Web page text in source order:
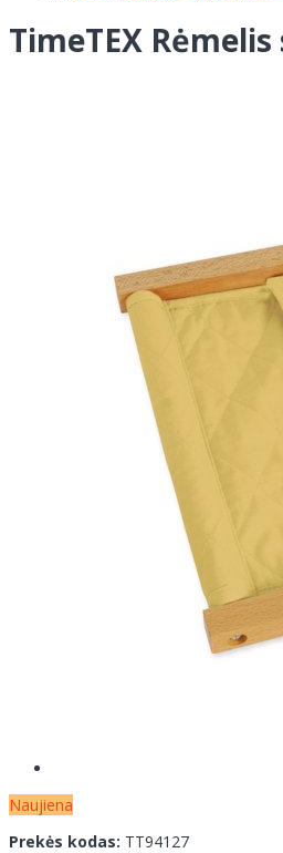
TimeTEX
Naujiena
Prekės kodas: TT94127